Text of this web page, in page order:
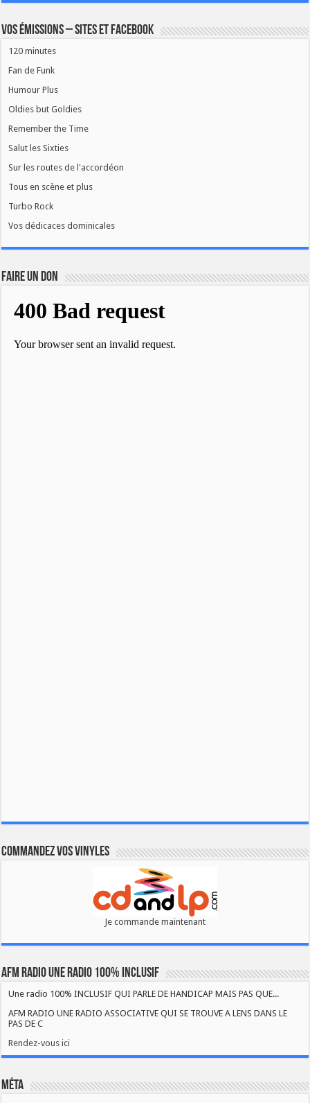
Vos émissions – Sites et Facebook
120 minutes
Fan de Funk
Humour Plus
Oldies but Goldies
Remember the Time
Salut les Sixties
Sur les routes de l'accordéon
Tous en scène et plus
Turbo Rock
Vos dédicaces dominicales
FAIRE UN DON
Commandez vos vinyles
Je commande maintenant
AFM RADIO UNE RADIO 100% INCLUSIF
Une radio 100% INCLUSIF QUI PARLE DE HANDICAP MAIS PAS QUE...
AFM RADIO UNE RADIO ASSOCIATIVE QUI SE TROUVE A LENS DANS LE
PAS DE C
Rendez-vous ici
Méta